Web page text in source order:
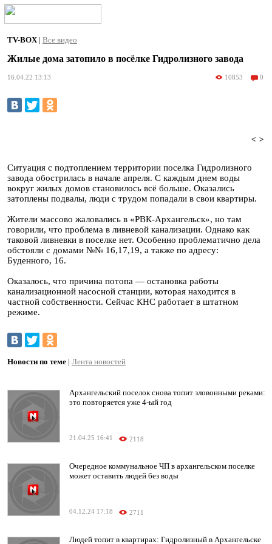
TV-BOX | Все видео
Жилые дома затопило в посёлке Гидролизного завода
16.04.22 13:13 10853 0
< >
Ситуация с подтоплением территории поселка Гидролизного
завода обострилась в начале апреля. С каждым днем воды
вокруг жилых домов становилось всё больше. Оказались
затоплены подвалы, люди с трудом попадали в свои квартиры.
Жители массово жаловались в «РВК-Архангельск», но там
говорили, что проблема в ливневой канализации. Однако как
таковой ливневки в поселке нет. Особенно проблематично дела
обстояли с домами №№ 16,17,19, а также по адресу:
Буденного, 16.
Оказалось, что причина потопа — остановка работы
канализационной насосной станции, которая находится в
частной собственности. Сейчас КНС работает в штатном
режиме.
Новости по теме | Лента новостей
Архангельский поселок снова топит зловонными реками:
это повторяется уже 4-ый год
21.04.25 16:41 2118
Очередное коммунальное ЧП в архангельском поселке
может оставить людей без воды
04.12.24 17:18 2711
Людей топит в квартирах: Гидролизный в Архангельске